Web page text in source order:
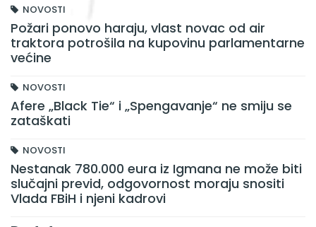
NOVOSTI
Požari ponovo haraju, vlast novac od air
traktora potrošila na kupovinu parlamentarne
većine
NOVOSTI
Afere „Black Tie“ i „Spengavanje“ ne smiju se
zataškati
NOVOSTI
Nestanak 780.000 eura iz Igmana ne može biti
slučajni previd, odgovornost moraju snositi
Vlada FBiH i njeni kadrovi